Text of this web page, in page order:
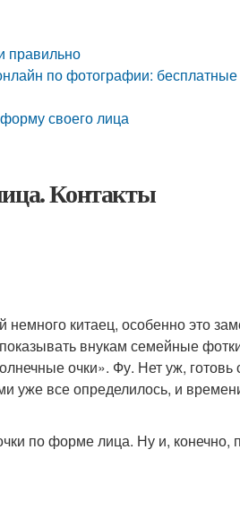
правильно
по фотографии: бесплатные
своего лица
Контакты
немного китаец, особенно это
внукам семейные
очки». Фу. Нет уж, готовь
уже все определилось, и
по форме лица. Ну и, конечно,